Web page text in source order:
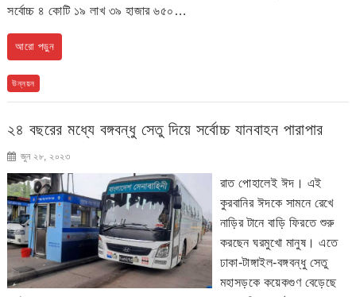
সর্বোচ্চ ৪ কোটি ১৯ লাখ ৩৯ হাজার ৬৫০…
আরো পড়ুন
উন্নয়ন
২৪ বছরের মধ্যে বঙ্গবন্ধু সেতু দিয়ে সর্বোচ্চ যানবাহন পারাপার
জুন ২৮, ২০২৩
রাত পোহালেই ঈদ। এই
কুরবানির ঈদকে সামনে রেখে
নাড়ির টানে বাড়ি ফিরতে শুরু
করছেন ঘরমুখো মানুষ। এতে
ঢাকা-টাঙ্গাইল-বঙ্গবন্ধু সেতু
মহাসড়কে কয়েকগুণ বেড়েছে